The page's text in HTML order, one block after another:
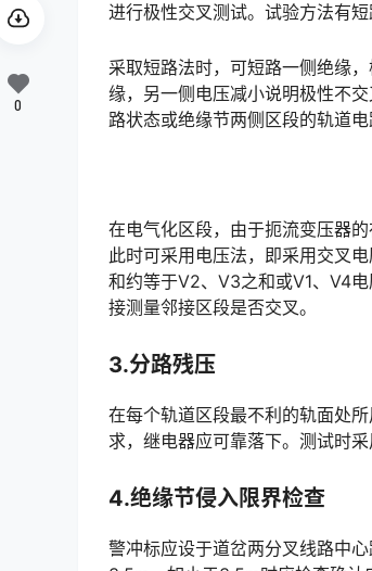
进行极性交叉测试。试验方法有短
采取短路法时，可短路一侧绝缘
缘，另一侧电压减小说明极性不
路状态或绝缘节两侧区段的轨道
在电气化区段，由于扼流变压器
此时可采用电压法，即采用交叉
和约等于V2、V3之和或V1、V4
接测量邻接区段是否交叉。󠅅󠅃󠄵󠅂󠄪󠇖󠆨󠆨󠇕󠆞󠆒󠅬󠇘󠆭󠆘󠇙󠆝󠅵󠇗󠆭󠆁󠄐󠇗󠅹󠅸󠇖󠆍󠅳󠇖󠅹󠅰󠇖󠆌󠅹
3.分路残压
在每个轨道区段最不利的轨面处
求，继电器应可靠落下。测试时
4.绝缘节侵入限界检查
警冲标应设于道岔两分叉线路中
0